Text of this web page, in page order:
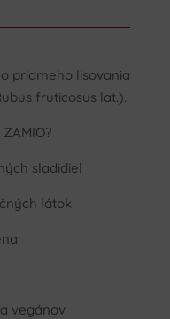
priameho lisovania
fruticosus lat.).
sladidiel
látok
vegánov